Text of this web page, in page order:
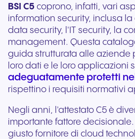
BSI C5 coprono, infatti, vari
information security, inclusa
data security, l'IT security, la
management. Questa
guida strutturata alle aziende
loro dati e le loro applicazioni
adeguatamente protetti
rispettino i requisiti normativi
Negli anni, l'attestato C5 è
importante fattore decisionale.
giusto fornitore di cloud